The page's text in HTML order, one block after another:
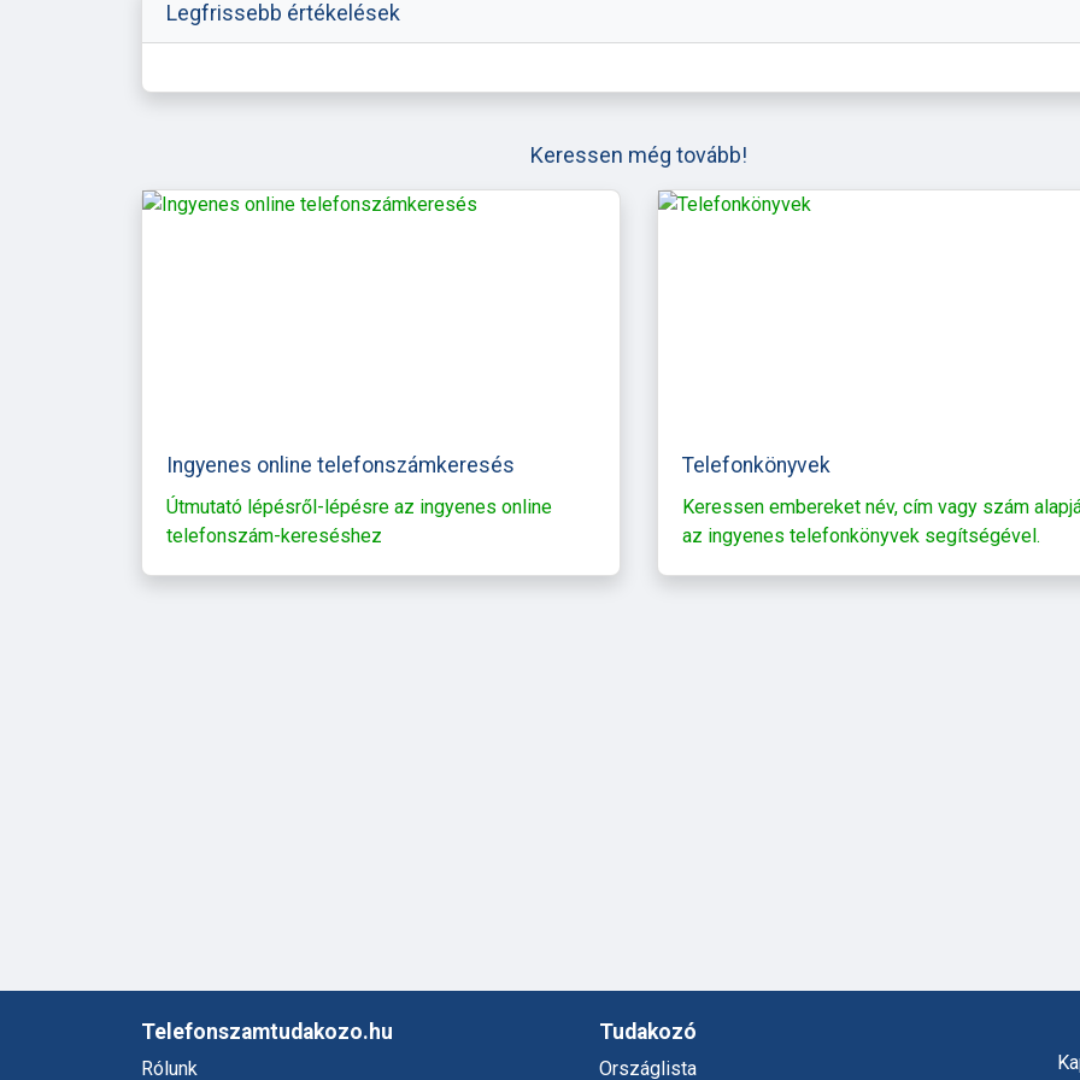
Legfrissebb értékelések
Keressen még tovább!
Ingyenes online telefonszámkeresés
Útmutató lépésről-lépésre az ingyenes online
telefonszám-kereséshez
Telefonkönyvek
Keressen embereket név, cím vagy szám
az ingyenes telefonkönyvek segítségével.
Telefonszamtudakozo.hu
Rólunk
Tudakozó
Országlista